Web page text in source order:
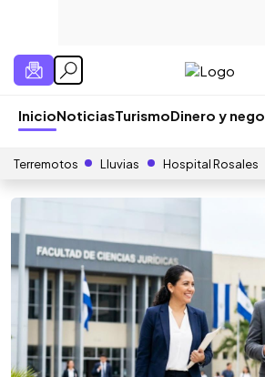
InicioNoticiasTurismoDinero y
Terremotos Lluvias Hospital Rosales